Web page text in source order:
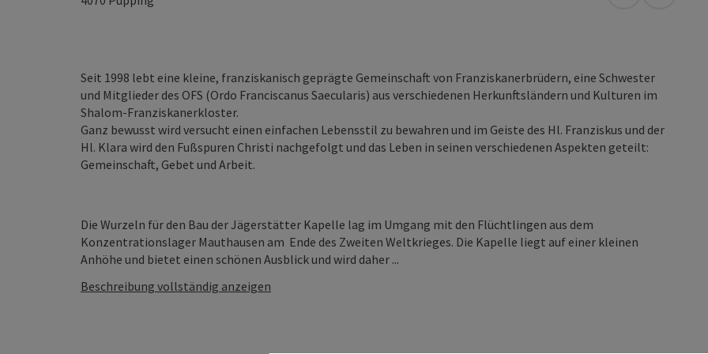
Seit 1998 lebt eine kleine, franziskanisch geprägte Gemeinschaft von Franziskanerbrüdern, eine Schwester
und Mitglieder des OFS (Ordo Franciscanus Saecularis) aus verschiedenen Herkunftsländern und Kulturen im
Shalom-Franziskanerkloster.
Ganz bewusst wird versucht einen einfachen Lebensstil zu bewahren und im Geiste des Hl. Franziskus und der
Hl. Klara wird den Fußspuren Christi nachgefolgt und das Leben in seinen verschiedenen Aspekten geteilt:
Gemeinschaft, Gebet und Arbeit.
Die Wurzeln für den Bau der Jägerstätter Kapelle lag im Umgang mit den Flüchtlingen aus dem
Konzentrationslager Mauthausen am Ende des Zweiten Weltkrieges. Die Kapelle liegt auf einer kleinen
Anhöhe und bietet einen schönen Ausblick und wird daher ...
Beschreibung vollständig anzeigen